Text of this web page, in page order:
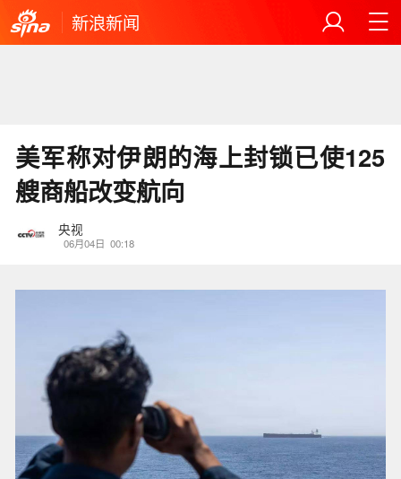
新浪新闻
美军称对伊朗的海上封锁已使125
艘商船改变航向
央视
06月04日 00:18